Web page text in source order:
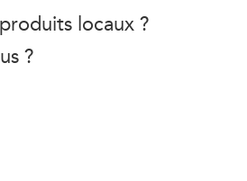
locaux ?
?